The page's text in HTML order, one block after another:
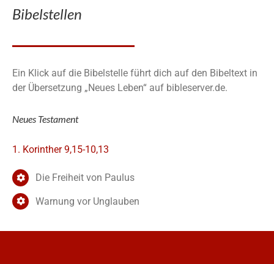
Bibelstellen
Ein Klick auf die Bibelstelle führt dich auf den Bibeltext in
der Übersetzung „Neues Leben“ auf bibleserver.de.
Neues Testament
1. Korinther 9,15-10,13
Die Freiheit von Paulus
Warnung vor Unglauben